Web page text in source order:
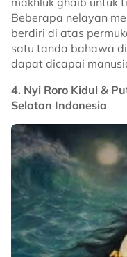
Beberapa nelayan
berdiri di atas
satu tanda bahawa
dapat dicapai
4. Nyi Roro Kidul &
Selatan Indonesia